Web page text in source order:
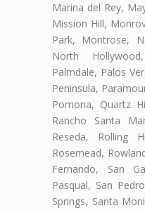
Marina del Rey,
Mission Hill,
Park, Montrose,
North
Palmdale, Palos
Peninsula,
Pomona, Quartz
Rancho Santa
Reseda, Rolling
Rosemead,
Fernando, San
Pasqual, San
Springs, Santa